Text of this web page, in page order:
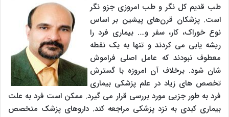
طب قدیم کل نگر و طب امروزی جزو نگر
است. پزشکان قرن‌های پیشین بر اساس
نوع خوراک، کار، سفر و…. بیماری فرد را
ریشه یابی می کردند و تنها به یک نقطه
معطوف نبودند که عامل اصلی فراموش
شان شود. برخلاف آن امروزه با گسترش
تخصص های زیاد در علم پزشکی بیماری
فرد به طور جزیی مورد بررسی قرار می گیرد. ممکن است فرد به علت
بیماری کبدی به نزد پزشکی مراجعه کند. داروهای پزشک متخصص